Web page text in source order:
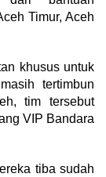
Timur, Aceh
khusus untuk
tertimbun
tim tersebut
VIP Bandara
tiba sudah